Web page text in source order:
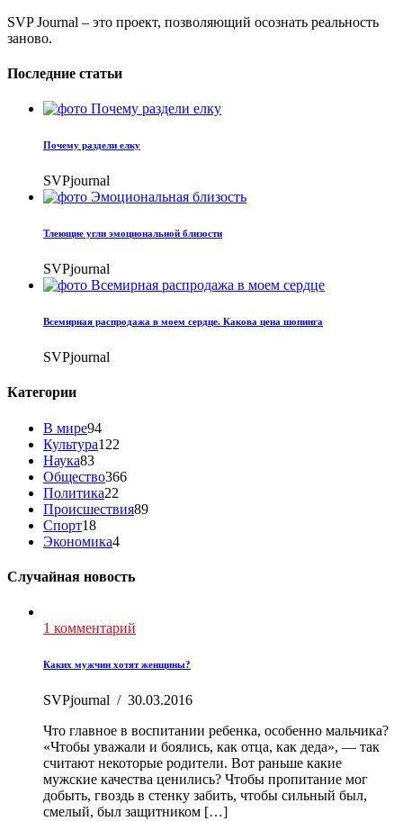
SVP Journal – это проект, позволяющий осознать реальность
заново.
Последние статьи
Почему раздели елку
SVPjournal
Тлеющие угли эмоциональной близости
SVPjournal
Всемирная распродажа в моем сердце. Какова цена шопинга
SVPjournal
Категории
В мире94
Культура122
Наука83
Общество366
Политика22
Происшествия89
Спорт18
Экономика4
Случайная новость
1 комментарий
Каких мужчин хотят женщины?
SVPjournal / 30.03.2016
Что главное в воспитании ребенка, особенно мальчика?
«Чтобы уважали и боялись, как отца, как деда», — так
считают некоторые родители. Вот раньше какие
мужские качества ценились? Чтобы пропитание мог
добыть, гвоздь в стенку забить, чтобы сильный был,
смелый, был защитником […]